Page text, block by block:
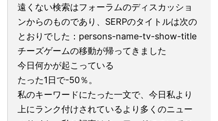
遠くない検索はフォーラムのディスカッショ
ンからのものであり、SERPのタイトルは次の
とおりでした：persons-name-tv-show-title
チーズゲームの移動が帰ってきました
今日何かが起こっている
たった1日で-50％。
私のキーワードにたった一文で、今日私より
上にランク付けされているより多くのニュー